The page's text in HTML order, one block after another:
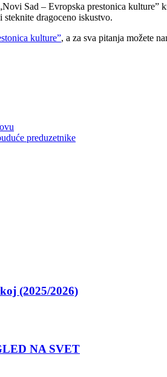
Sad – Evropska prestonica
dragoceno iskustvo.
kulture”, a za sva pitanja možete
preduzetnike
(2025/2026)
NA SVET